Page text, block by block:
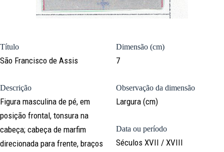
Título
São Francisco de Assis
Descrição
Figura masculina de pé, em
posição frontal, tonsura na
cabeça; cabeça de marfim
direcionada para frente, braços
Dimensão (cm)
7
Observação da dimensão
Largura (cm)
Data ou período
Séculos XVII / XVIII